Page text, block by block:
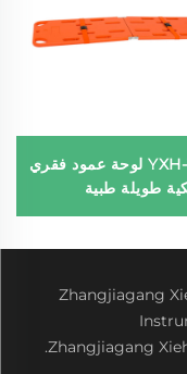
YXH-1A6B لوحة عمود فقري
طويلة طبية
Zhangjiagang
Zhangjiagang